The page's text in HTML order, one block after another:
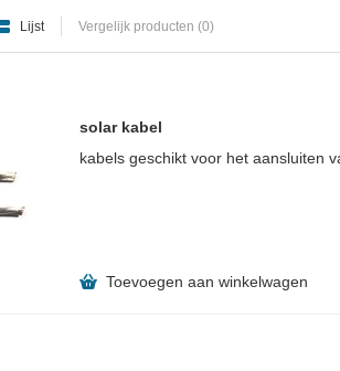
Lijst Vergelijk producten (0)
solar kabel
kabels geschikt voor het aansluiten
Toevoegen aan winkelwagen